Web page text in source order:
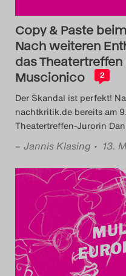
Copy & Paste
Nach weiteren
das Theatertreffen
Muscionico
2
Der Skandal ist perfekt!
nachtkritik.de bereits am
Theatertreffen-Jurorin
– Jannis Klasing • 13.